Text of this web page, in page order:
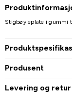
Stigbøyleplate i gummi
Produsent
Levering og retur